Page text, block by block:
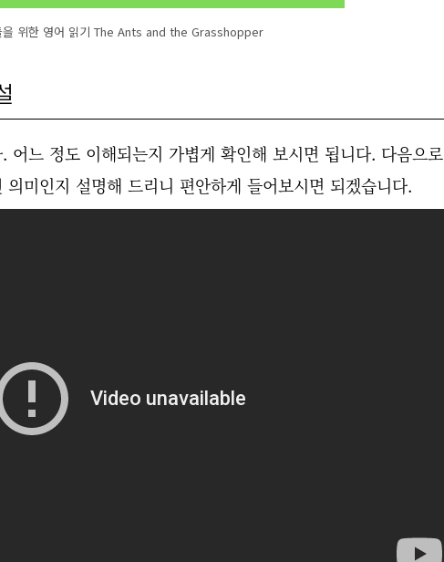
을 위한 영어 읽기 The Ants and the Grasshopper
어느 정도 이해되는지 가볍게 확인해 보시면 됩니다. 다음으로
미인지 설명해 드리니 편안하게 들어보시면 되겠습니다.